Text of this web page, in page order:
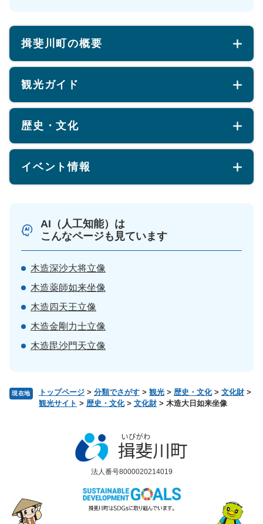
現在地 トップページ > 分類でさがす > 観光 > 歴史・文化 > 文化財>
観光サイト > 歴史・文化> 文化財> 木造大日如来坐像
揖斐川町の概要
観光ガイド
歴史・文化
イベント情報
AI（人工知能）は
こんなページも見ています
木造深沙大将立像
木造薬師如来坐像
木造四天王立像
木造金剛力士立像
木造毘沙門天立像
法人番号8000020214019